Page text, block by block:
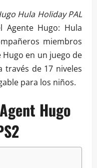
Hula Holiday PAL
Hugo: Hula
miembros
Hugo en un juego de
través de 17 niveles
para los niños.
Hugo